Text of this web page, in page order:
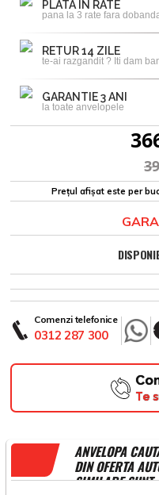
PLATA IN RATE
pana la 3 rate fara
RETUR 14 ZILE
te-ai razgandit ? Iti dam
GARANTIE 3 ANI
la toate anvelopele
Prețul afișat este per
Comenzi telefonice
0312 287 300
Te
ANVELOPA
DIN OFERTA
SIMILARE SUNT